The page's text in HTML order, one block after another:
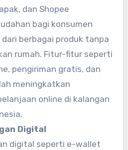
dan Shopee
bagi konsumen
berbagai produk tanpa
rumah. Fitur-fitur seperti
pengiriman gratis, dan
meningkatkan
online di kalangan
Digital
digital seperti e-wallet